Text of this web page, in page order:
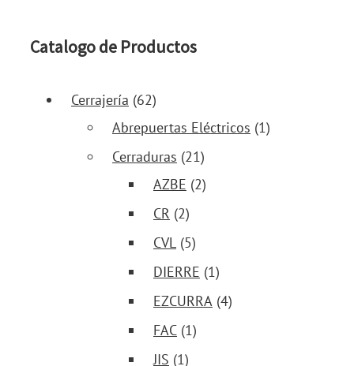
Catalogo de Productos
Cerrajería (62)
Abrepuertas Eléctricos (1)
Cerraduras (21)
AZBE (2)
CR (2)
CVL (5)
DIERRE (1)
EZCURRA (4)
FAC (1)
JIS (1)